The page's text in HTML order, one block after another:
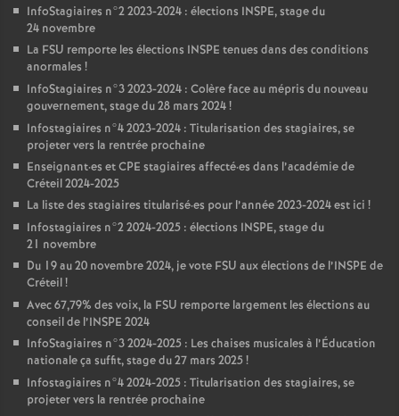
InfoStagiaires n°2 2023-2024 : élections INSPE, stage du
24 novembre
La FSU remporte les élections INSPE tenues dans des conditions
anormales !
InfoStagiaires n°3 2023-2024 : Colère face au mépris du nouveau
gouvernement, stage du 28 mars 2024!
Infostagiaires n°4 2023-2024 : Titularisation des stagiaires, se
projeter vers la rentrée prochaine
Enseignant·es etCPE stagiaires affecté·es dans l’académie de
Créteil 2024-2025
La liste des stagiaires titularisé·es pour l’année 2023-2024 est ici !
Infostagiaires n°2 2024-2025 : élections INSPE, stage du
21 novembre
Du 19 au 20 novembre 2024, je vote FSU aux élections de l’INSPE de
Créteil!
Avec 67,79% des voix, la FSU remporte largement les élections au
conseil de l’INSPE 2024
InfoStagiaires n°3 2024-2025 : Les chaises musicales à l’Éducation
nationale ça suffit, stage du 27 mars 2025!
Infostagiaires n°4 2024-2025 : Titularisation des stagiaires, se
projeter vers la rentrée prochaine